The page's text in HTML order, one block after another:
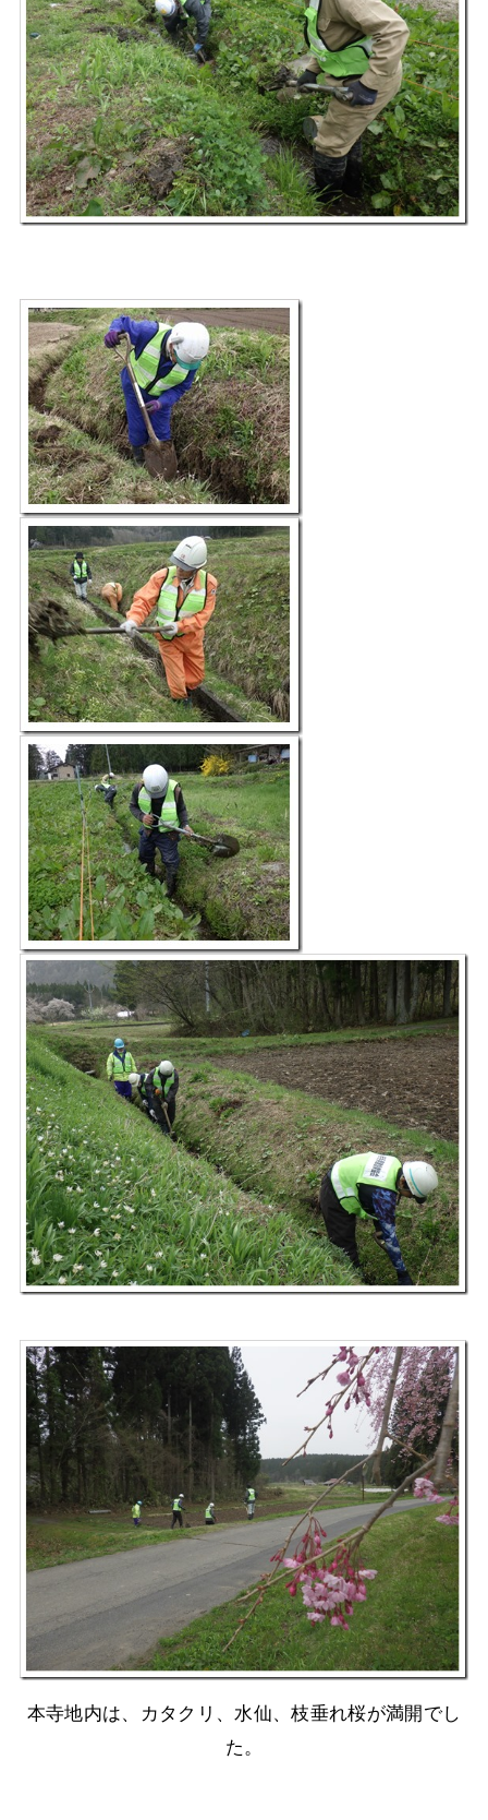
本寺地内は、カタクリ、水仙、枝垂れ桜が満開でし
た。